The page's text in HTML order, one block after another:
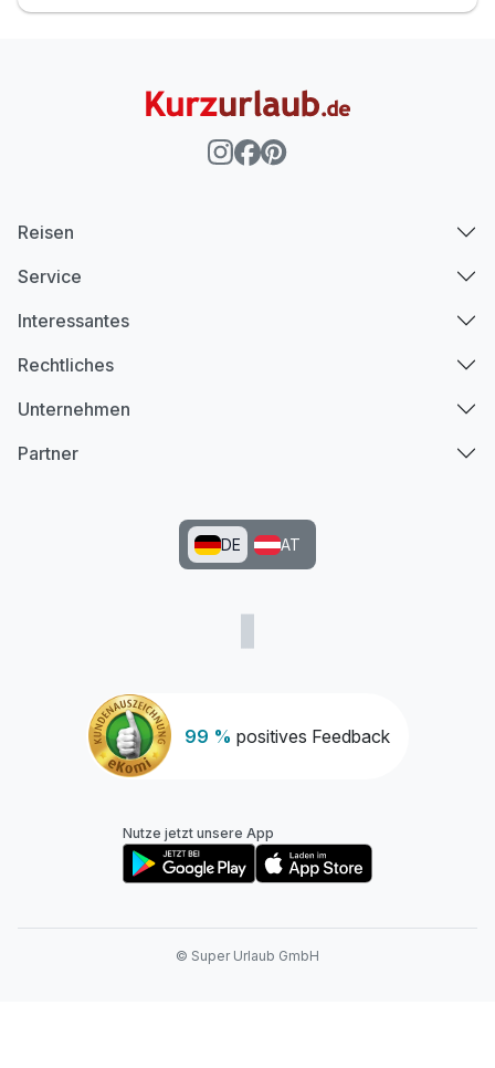
99 % positives Feedback
Reisen
Service
Interessantes
Rechtliches
Unternehmen
Partner
DE AT
Nutze jetzt unsere App
© Super Urlaub GmbH